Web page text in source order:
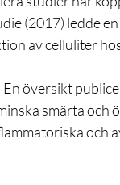
(2017) ledde
av celluliter
En översikt
smärta
och